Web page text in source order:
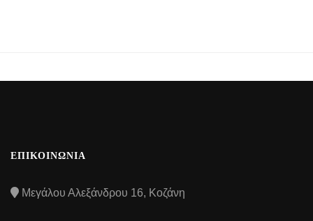
ΕΠΙΚΟΙΝΩΝΙΑ
Μεγάλου Αλεξάνδρου 16, Κοζάνη